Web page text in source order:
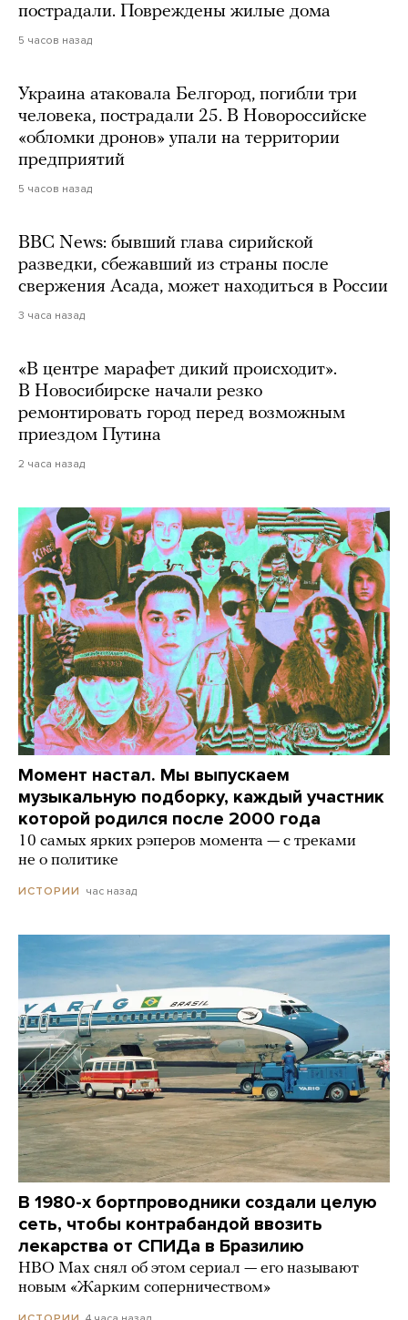
пострадали. Повреждены жилые дома
5 часов назад
Украина атаковала Белгород, погибли три
человека, пострадали 25. В Новороссийске
«обломки дронов» упали на территории
предприятий
5 часов назад
BBC News: бывший глава сирийской
разведки, сбежавший из страны после
свержения Асада, может находиться в России
3 часа назад
«В центре марафет дикий происходит».
В Новосибирске начали резко
ремонтировать город перед возможным
приездом Путина
2 часа назад
Момент настал. Мы выпускаем
музыкальную подборку, каждый участник
которой родился после 2000 года
10 самых ярких рэперов момента — с треками
не о политике
ИСТОРИИ час назад
В 1980-х бортпроводники создали целую
сеть, чтобы контрабандой ввозить
лекарства от СПИДа в Бразилию
HBO Max снял об этом сериал — его называют
новым «Жарким соперничеством»